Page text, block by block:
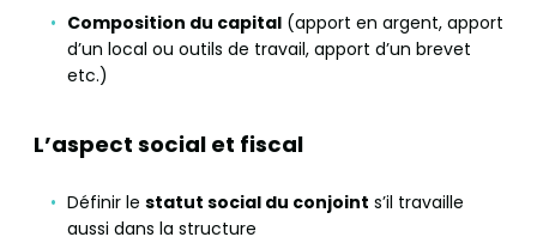
Composition du capital (apport en argent, apport
d’un local ou outils de travail, apport d’un brevet
etc.)
L’aspect social et fiscal
Définir le statut social du conjoint s’il travaille
aussi dans la structure